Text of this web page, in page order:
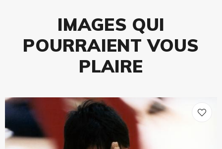
IMAGES QUI
POURRAIENT VOUS
PLAIRE